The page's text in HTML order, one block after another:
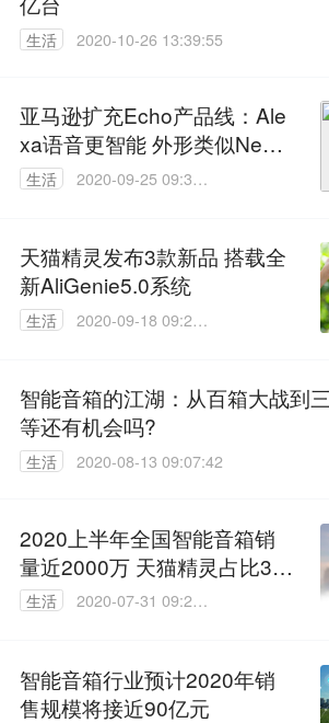
生活 2020-10-26 13:39:55
亚马逊扩充Echo产品线：Ale
xa语音更智能 外形类似Nexu
s Q
生活
2020-09-25 09:31:
天猫精灵发布3款新品 搭载全
新AliGenie5.0系统
生活
2020-09-18 09:28:
智能音箱的江湖：从百箱大战到
等还有机会吗?
生活 2020-08-13 09:07:42
2020上半年全国智能音箱销
量近2000万 天猫精灵占比34.
7%份额第一
生活
2020-07-31 09:29:
智能音箱行业预计2020年销
售规模将接近90亿元